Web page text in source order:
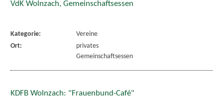
VdK Wolnzach, Gemeinschaftsessen
Kategorie:
Vereine
Ort:
privates
Gemeinschaftsessen
KDFB Wolnzach: "Frauenbund-Café"